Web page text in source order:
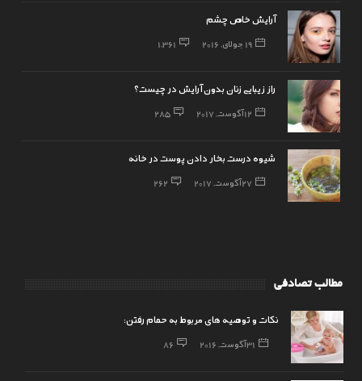
آرایش خاص چشم
19 جولای, 2016 1,361
راز زیبایی زنان بدون آرایش در چیست؟
12 آگوست, 2017 285
شیوه درست بخار دادن پوست در خانه
27 آگوست, 2017 262
مطالب تصادفی
نکات و توصیه های مربوط به حمام رفتن:
31 آگوست, 2016 86